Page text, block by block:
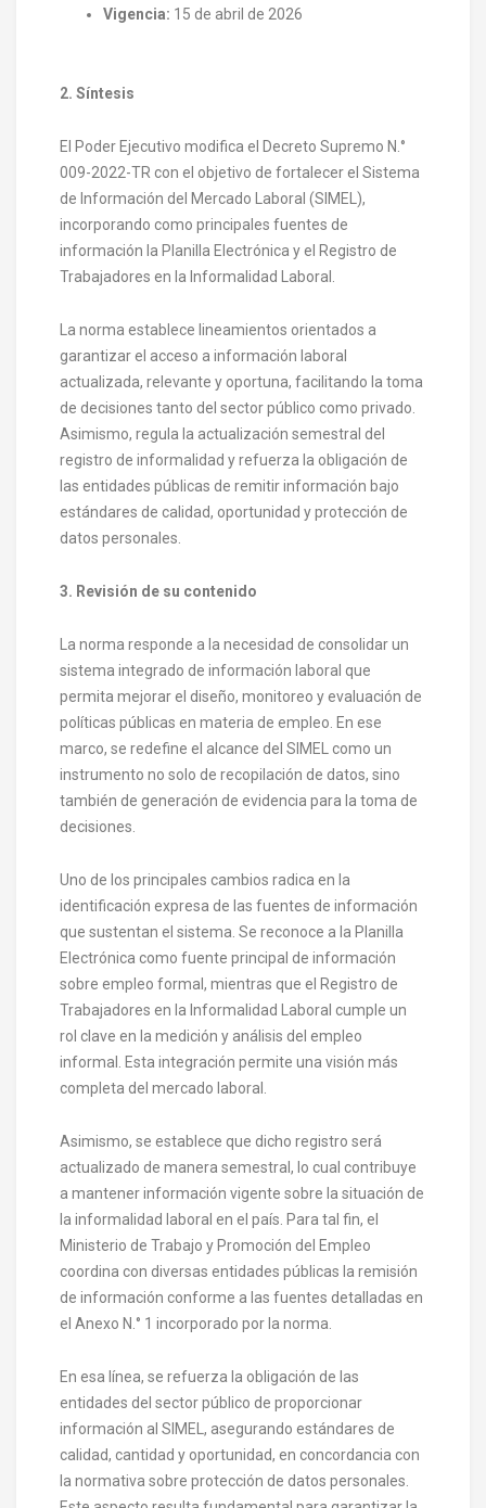
Vigencia: 15 de abril de 2026
2. Síntesis
El Poder Ejecutivo modifica el Decreto Supremo N.°
009-2022-TR con el objetivo de fortalecer el Sistema
de Información del Mercado Laboral (SIMEL),
incorporando como principales fuentes de
información la Planilla Electrónica y el Registro de
Trabajadores en la Informalidad Laboral.
La norma establece lineamientos orientados a
garantizar el acceso a información laboral
actualizada, relevante y oportuna, facilitando la toma
de decisiones tanto del sector público como privado.
Asimismo, regula la actualización semestral del
registro de informalidad y refuerza la obligación de
las entidades públicas de remitir información bajo
estándares de calidad, oportunidad y protección de
datos personales.
3. Revisión de su contenido
La norma responde a la necesidad de consolidar un
sistema integrado de información laboral que
permita mejorar el diseño, monitoreo y evaluación de
políticas públicas en materia de empleo. En ese
marco, se redefine el alcance del SIMEL como un
instrumento no solo de recopilación de datos, sino
también de generación de evidencia para la toma de
decisiones.
Uno de los principales cambios radica en la
identificación expresa de las fuentes de información
que sustentan el sistema. Se reconoce a la Planilla
Electrónica como fuente principal de información
sobre empleo formal, mientras que el Registro de
Trabajadores en la Informalidad Laboral cumple un
rol clave en la medición y análisis del empleo
informal. Esta integración permite una visión más
completa del mercado laboral.
Asimismo, se establece que dicho registro será
actualizado de manera semestral, lo cual contribuye
a mantener información vigente sobre la situación de
la informalidad laboral en el país. Para tal fin, el
Ministerio de Trabajo y Promoción del Empleo
coordina con diversas entidades públicas la remisión
de información conforme a las fuentes detalladas en
el Anexo N.° 1 incorporado por la norma.
En esa línea, se refuerza la obligación de las
entidades del sector público de proporcionar
información al SIMEL, asegurando estándares de
calidad, cantidad y oportunidad, en concordancia con
la normativa sobre protección de datos personales.